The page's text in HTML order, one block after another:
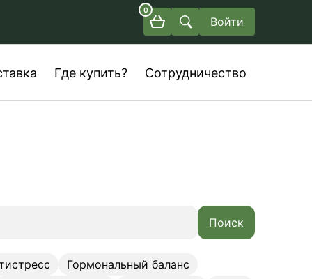
0
Войти
Где купить? Сотрудничество
Поиск
Гормональный баланс